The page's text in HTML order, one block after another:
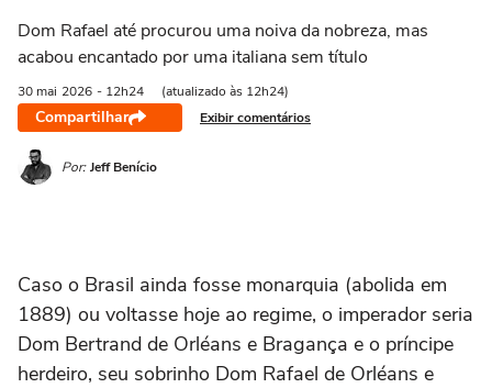
Dom Rafael até procurou uma noiva da nobreza, mas
acabou encantado por uma italiana sem título
30 mai 2026 - 12h24 (atualizado às 12h24)
Compartilhar Exibir comentários
Por: Jeff Benício
Caso o Brasil ainda fosse monarquia (abolida em
1889) ou voltasse hoje ao regime, o imperador seria
Dom Bertrand de Orléans e Bragança e o príncipe
herdeiro, seu sobrinho Dom Rafael de Orléans e